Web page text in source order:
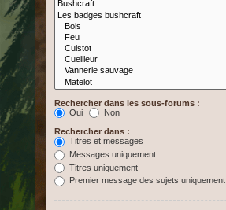
Rechercher dans les sous-forums :
Oui
Non
Rechercher dans :
Titres et messages
Messages uniquement
Titres uniquement
Premier message des sujets uniquement